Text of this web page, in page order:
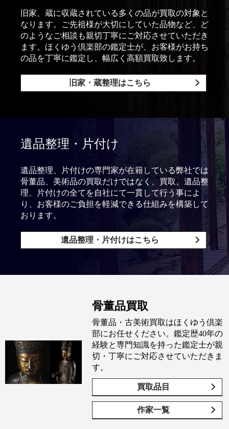
旧家、蔵に収蔵されている多くの品が買取の対象と
なります。ご先祖様が大切にしていた品物など、ど
のようなご相談も親切丁寧にご対応させていただき
ます。ほくゆう倶楽部の鑑定士が、お客様がお持ち
の品を丁寧に鑑定し、幅広く高額買取致します。
旧家・蔵整理はこちら
遺品整理・片付け
遺品整理、片付けの専門家が在籍している弊社では
骨董品、美術品の買取だけではなく、買取、遺品整
理、片付けの全てを自社にて一貫して行う事によ
り、お客様のご負担を軽減できる仕組みを構築して
おります。
遺品整理・片付けはこちら
骨董品買取
骨董品・古美術買取はほくゆう倶楽
部にお任せください。鑑定歴40年の
経験と専門知識を持った鑑定士が親
切・丁寧にご対応させていただきま
す。
買取品目
作家一覧